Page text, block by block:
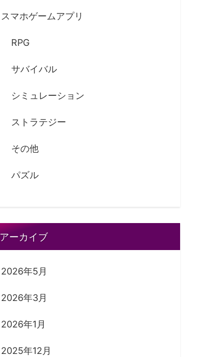
スマホゲームアプリ
RPG
サバイバル
シミュレーション
ストラテジー
その他
パズル
アーカイブ
2026年5月
2026年3月
2026年1月
2025年12月